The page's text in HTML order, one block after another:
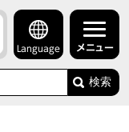
Language メニュー
検索